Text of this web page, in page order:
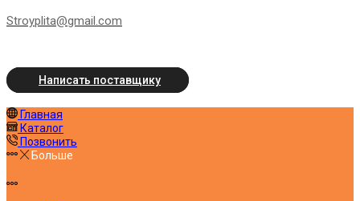
Stroyplita@gmail.com
Написать поставщику
Главная
Каталог
Позвонить
Больше